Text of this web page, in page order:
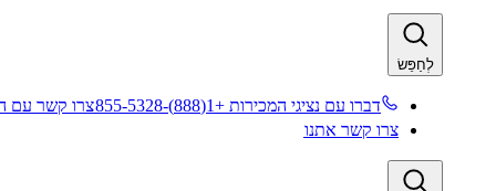
לְחַפֵּשׂ​​
דברו עם נציגי המכירות +1(888)-855-5328​​
צרו קשר עם
צרו קשר אתנו​​